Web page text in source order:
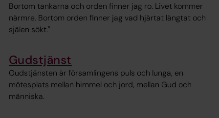
Bortom tankarna och orden finner jag ro. Livet kommer
närmre. Bortom orden finner jag vad hjärtat längtat och
själen sökt."
Gudstjänst
Gudstjänsten är församlingens puls och lunga, en
mötesplats mellan himmel och jord, mellan Gud och
människa.